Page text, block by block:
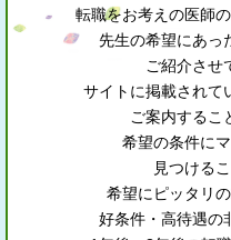
転職をお考えの医師
先生の希望にあっ
ご紹介させ
サイトに掲載されて
ご案内するこ
希望の条件に
見つける
希望にピッタリ
好条件・高待遇の